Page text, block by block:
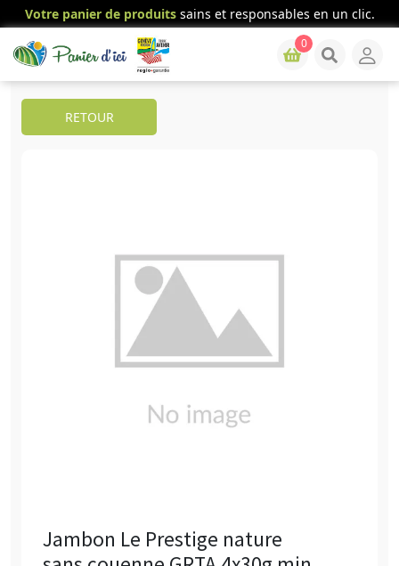
Votre panier de produitssains et responsables en un clic.
0
RETOUR
Jambon Le Prestige nature